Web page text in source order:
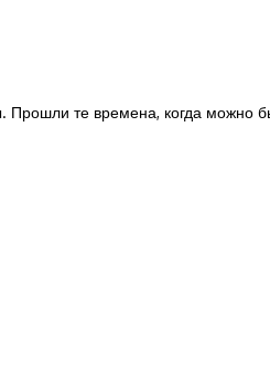
те времена, когда можно